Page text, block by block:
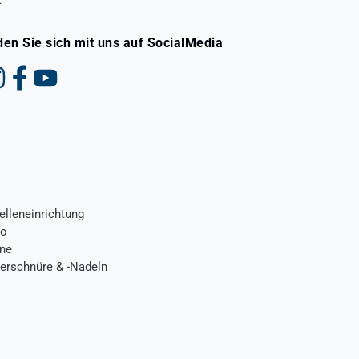
& -Nadeln
Sie sich mit uns auf SocialMedia